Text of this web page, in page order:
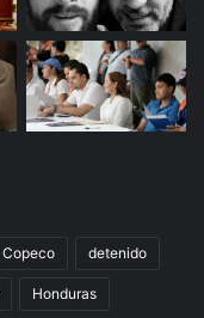
Copeco detenido
Honduras